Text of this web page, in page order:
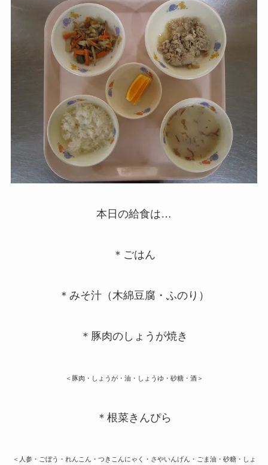
本日の給食は…
＊ごはん
＊みそ汁（木綿豆腐・ふのり）
＊豚肉のしょうが焼き
＜豚肉・しょうが・油・しょうゆ・砂糖・酒＞
＊根菜きんぴら
＜人参・ごぼう・れんこん・つきこんにゃく・さやいんげん・ごま油・砂糖・しょ